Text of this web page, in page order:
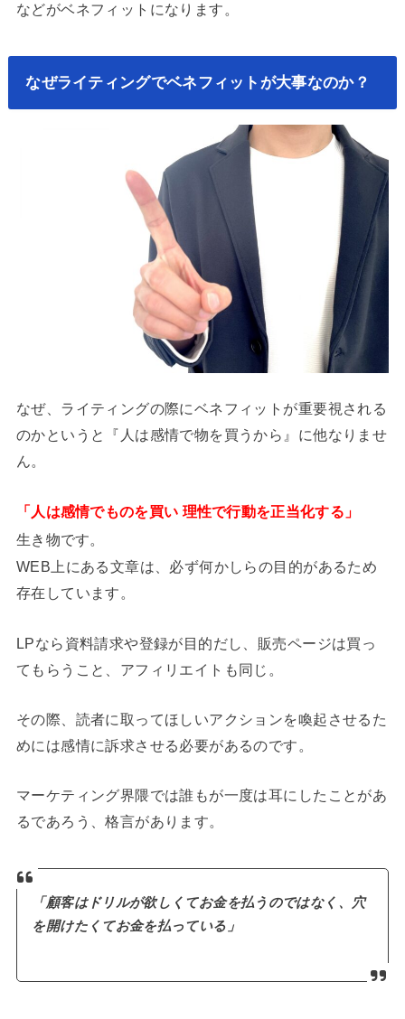
などがベネフィットになります。
なぜライティングでベネフィットが大事なのか？
なぜ、ライティングの際にベネフィットが重要視される
のかというと『人は感情で物を買うから』に他なりませ
ん。
「人は感情でものを買い 理性で行動を正当化する」
生き物です。
WEB上にある文章は、必ず何かしらの目的があるため
存在しています。
LPなら資料請求や登録が目的だし、販売ページは買っ
てもらうこと、アフィリエイトも同じ。
その際、読者に取ってほしいアクションを喚起させるた
めには感情に訴求させる必要があるのです。
マーケティング界隈では誰もが一度は耳にしたことがあ
るであろう、格言があります。
「顧客はドリルが欲しくてお金を払うのではなく、穴
を開けたくてお金を払っている」